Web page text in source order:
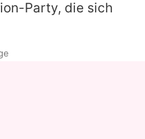
Party, die sich